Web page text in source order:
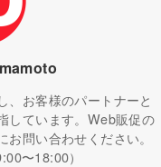
、お客様のパートナーと
しています。Web販促の
問い合わせください。
〜18:00）